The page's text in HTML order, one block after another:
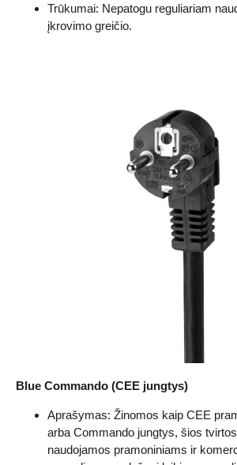
Trūkumai: Nepatogu reguliariam
įkrovimo greičio.
Blue Commando (CEE jungtys)
Aprašymas: Žinomos kaip CEE
arba Commando jungtys, šios
naudojamos pramoniniams ir